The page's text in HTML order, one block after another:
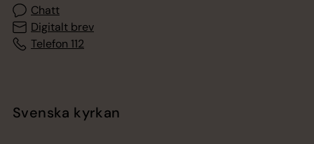
Chatt
Digitalt brev
Telefon 112
Svenska kyrkan